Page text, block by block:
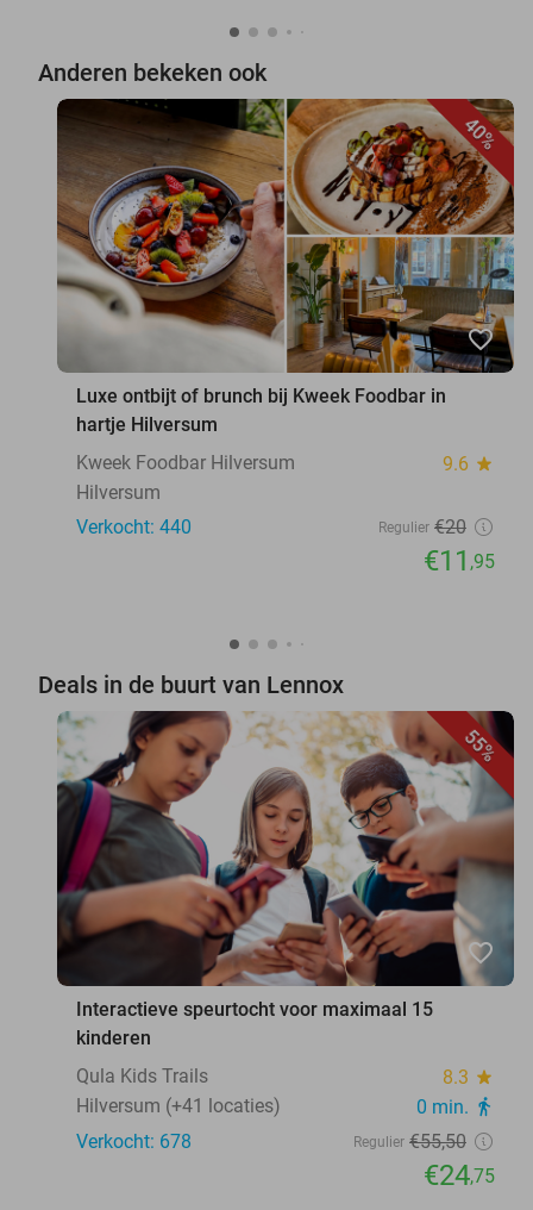
Anderen bekeken ook
40%
favorite_border
Luxe ontbijt of brunch bij Kweek Foodbar in
hartje Hilversum
Kweek Foodbar Hilversum
9.6 star
Hilversum
Verkocht: 440
Regulier €20
€11 ,95
Deals in de buurt van Lennox
55%
favorite_border
Interactieve speurtocht voor maximaal 15
kinderen
Qula Kids Trails
8.3 star
Hilversum (+41 locaties) 0 min. directions_walk
Verkocht: 678 Regulier €55,50
€24,75